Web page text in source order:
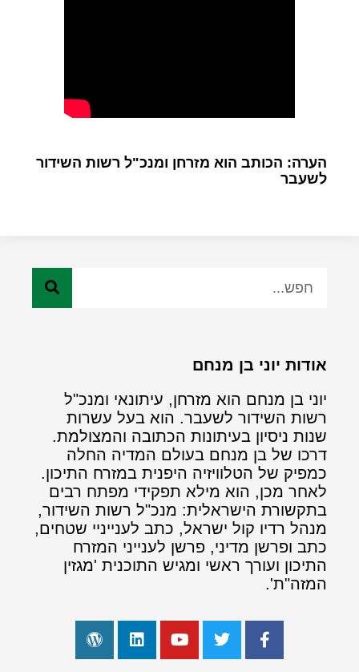
הערה: הכותב הוא מזרחן ומנכ"ל רשות השידור
לשעבר
אודות יוני בן מנחם
יוני בן מנחם הוא מזרחן, עיתונאי ומנכ"ל
רשות השידור לשעבר. הוא בעל עשרות
שנות ניסיון בעיתונות הכתובה והמצולמת.
דרכו של בן מנחם בעולם המדיה החלה
כמפיק של הטלוויזיה היפנית במזרח התיכון.
לאחר מכן, הוא מילא תפקידי מפתח רבים
בתקשורת הישראלית: מנכ"ל רשות השידור,
מנהל רדיו קול ישראל, כתב לענייניי שטחים,
כתב ופרשן מדיני, פרשן לענייני המזרח
התיכון ועורך ראשי ומגיש התוכנית 'מגזין
המזה"ת'.